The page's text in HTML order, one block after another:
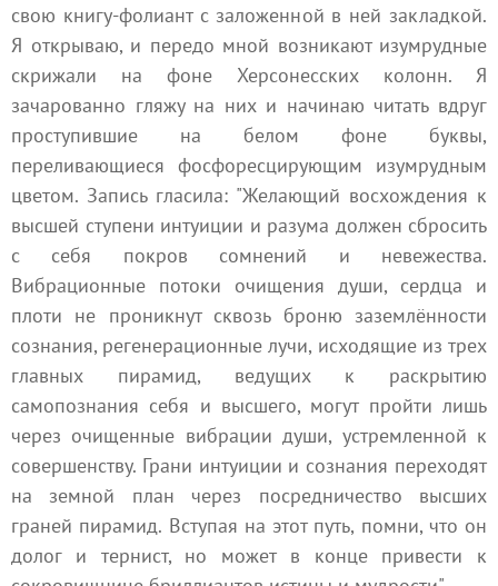
свою книгу-фолиант с заложенной в ней закладкой.
Я открываю, и передо мной возникают изумрудные
скрижали на фоне Херсонесских колонн. Я
зачарованно гляжу на них и начинаю читать вдруг
проступившие на белом фоне буквы,
переливающиеся фосфоресцирующим изумрудным
цветом. Запись гласила: "Желающий восхождения к
высшей ступени интуиции и разума должен сбросить
с себя покров сомнений и невежества.
Вибрационные потоки очищения души, сердца и
плоти не проникнут сквозь броню заземлённости
сознания, регенерационные лучи, исходящие из трех
главных пирамид, ведущих к раскрытию
самопознания себя и высшего, могут пройти лишь
через очищенные вибрации души, устремленной к
совершенству. Грани интуиции и сознания переходят
на земной план через посредничество высших
граней пирамид. Вступая на этот путь, помни, что он
долог и тернист, но может в конце привести к